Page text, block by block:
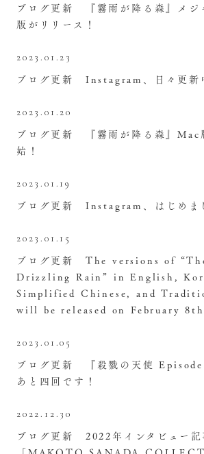
ブログ更新 『霧雨が降る森』メジ
版がリリース！
2023.01.23
ブログ更新 Instagram、日々更新
2023.01.20
ブログ更新 『霧雨が降る森』Mac
始！
2023.01.19
ブログ更新 Instagram、はじめま
2023.01.15
ブログ更新 The versions of
Drizzling Rain” in English,
Simplified Chinese, and
will be released on February
2023.01.05
ブログ更新 『殺戮の天使
あと四回です！
2022.12.30
ブログ更新 2022年インタビュー記